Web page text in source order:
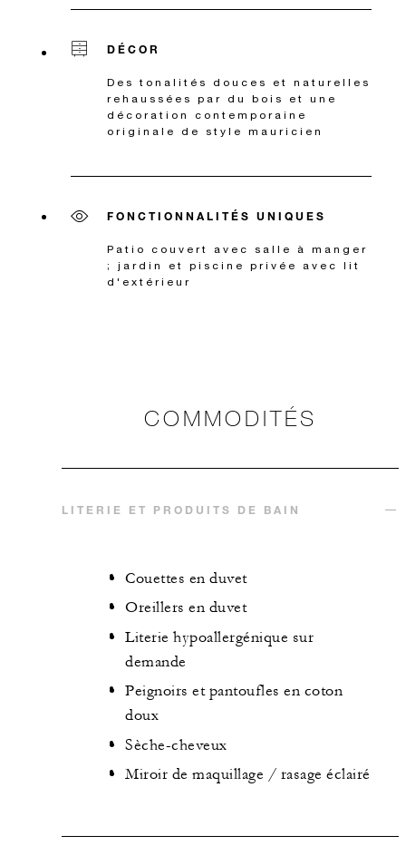
DÉCOR
Des tonalités douces et naturelles
rehaussées par du bois et une
décoration contemporaine
originale de style mauricien
FONCTIONNALITÉS UNIQUES
Patio couvert avec salle à manger
; jardin et piscine privée avec lit
d'extérieur
COMMODITÉS
LITERIE ET PRODUITS DE BAIN
Couettes en duvet
Oreillers en duvet
Literie hypoallergénique sur
demande
Peignoirs et pantoufles en coton
doux
Sèche-cheveux
Miroir de maquillage / rasage éclairé